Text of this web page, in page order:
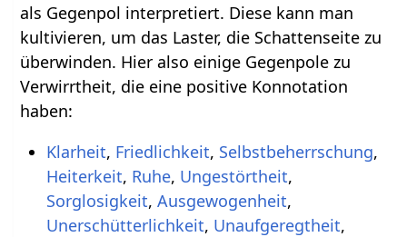
als Gegenpol interpretiert. Diese kann man
kultivieren, um das Laster, die Schattenseite zu
überwinden. Hier also einige Gegenpole zu
Verwirrtheit, die eine positive Konnotation
haben:
Klarheit, Friedlichkeit, Selbstbeherrschung,
Heiterkeit, Ruhe, Ungestörtheit,
Sorglosigkeit, Ausgewogenheit,
Unerschütterlichkeit, Unaufgeregtheit,